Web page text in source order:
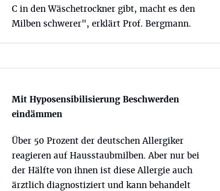
C in den Wäschetrockner gibt, macht es den
Milben schwerer", erklärt Prof. Bergmann.
Mit Hyposensibilisierung Beschwerden
eindämmen
Über 50 Prozent der deutschen Allergiker
reagieren auf Hausstaubmilben. Aber nur bei
der Hälfte von ihnen ist diese Allergie auch
ärztlich diagnostiziert und kann behandelt